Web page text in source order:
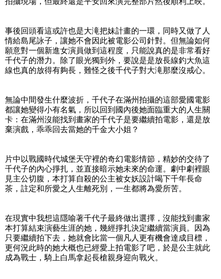
事後回頭看這或許也是大滝把妹計畫的一環，同時又做了人
情給島尾詠子，讓她不會因此被電影公司針對。但無論如何
願意對一個新進女演員做到這程度，只能說真的是非常看好
千代子的潛力。除了眼光獨到外，要說是是放長線釣大魚這
線也真的放得有夠長，難怪之後千代子對大滝那麼沒戒心。
無論中間發生什麼波折，千代子在滿州拍攝的這部愛國電影
都讓她變得小有名氣，所以回到國內後她面臨重大的人生關
卡：在滿州沒能找到畫家的千代子是要繼續拍電影，還是放
棄演戲，乖乖回去當她的千金大小姐？
片中以戰國時代城堡天守裡的奇幻電影情節，精妙的交待了
千代子的內心掙扎，並直接暗示她未來的命運。劇中劇裡眼
見主公切腹，本打算自殺的公主被女妖設計喝下千年長命
茶，註定和所愛之人生離死別，一生都將為愛所苦。
在現實中我想這隱喻著千代子最終做出選擇，沒能找到畫家
本打算結束演藝生涯的她，幾經掙扎決定繼續當演員。因為
只要繼續拍下去，她就會比當一個凡人更有機會達成目標，
更何況此時的她大概也已經愛上拍電影了吧，於是公主就此
成為戰士，騎上白馬拿起長槍親身迎向戰火。